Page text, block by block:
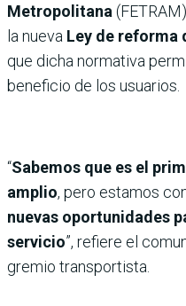
Metropolitana
la nueva Ley de reforma
que dicha normativa
beneficio de los usuarios.
“Sabemos que es el
amplio, pero estamos
nuevas oportunidades
servicio”, refiere el
gremio transportista.